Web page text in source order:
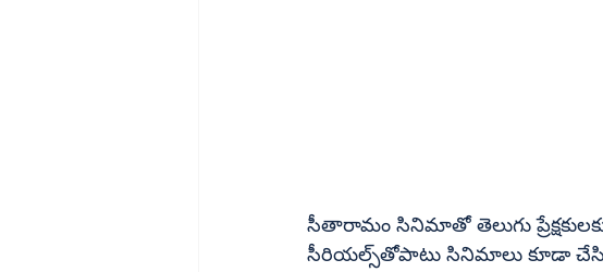
సీతారామం సినిమాతో తెలుగు ప్రేక్షకులకు మెప్పించిన
సీరియల్స్‌తోపాటు సినిమాలు కూడా చేసినా రాని క్రేజ్‌ అమ్మడికి సీతారామంతో వచ్చింది. సినిమాలో